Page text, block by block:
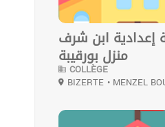
إعدادية ابن شرف
منزل بورقيبة
COLLÈGE
BIZERTE • MENZEL